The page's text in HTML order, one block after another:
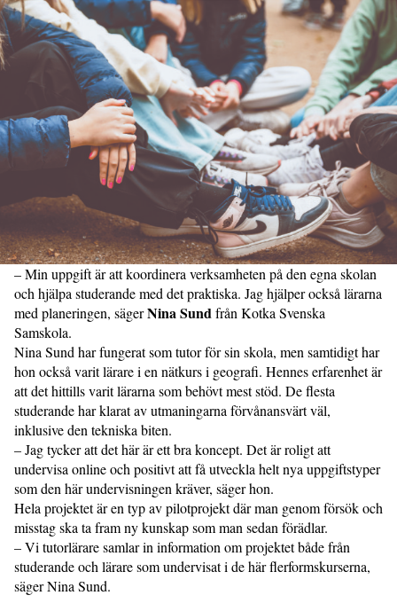
– Min uppgift är att koordinera verk­samheten på den egna skolan
och hjälpa studerande med det praktiska. Jag hjälper också lärarna
med planeringen, sägerNina Sundfrån Kotka Svenska
Samskola.
Nina Sund har fungerat som tutor för sin skola, men samtidigt har
hon också varit lärare i en nätkurs i geografi. Hennes erfarenhet är
att det hittills varit lärarna som behövt mest stöd. De flesta
studerande har klarat av utmaningarna förvånansvärt väl,
inklusive den tekniska biten.
– Jag tycker att det här är ett bra koncept. Det är roligt att
undervisa online och positivt att få utveckla helt nya uppgiftstyper
som den här undervisningen kräver, säger hon.
Hela projektet är en typ av pilotprojekt där man genom försök och
misstag ska ta fram ny kunskap som man sedan förädlar.
– Vi tutorlärare samlar in information om projektet både från
studerande och lärare som undervisat i de här flerformskurserna,
säger Nina Sund.